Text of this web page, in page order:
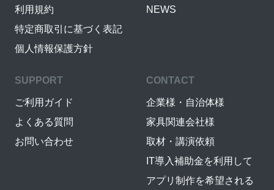
利用規約
特定商取引に基づく表記
個人情報保護方針
NEWS
SUPPORT
ご利用ガイド
よくある質問
お問い合わせ
CONTACT
企業様・自治体様
家具関連会社様
取材・講演依頼
IT導入補助金を利用して
アプリ制作を希望される